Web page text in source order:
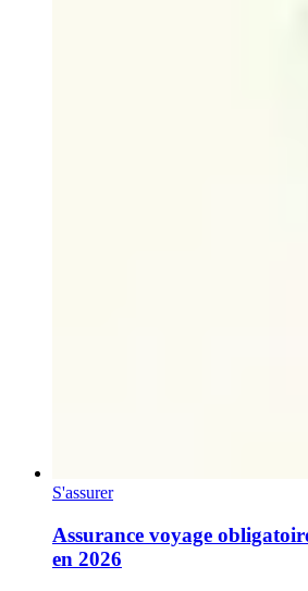
S'assurer
Assurance voyage
en 2026